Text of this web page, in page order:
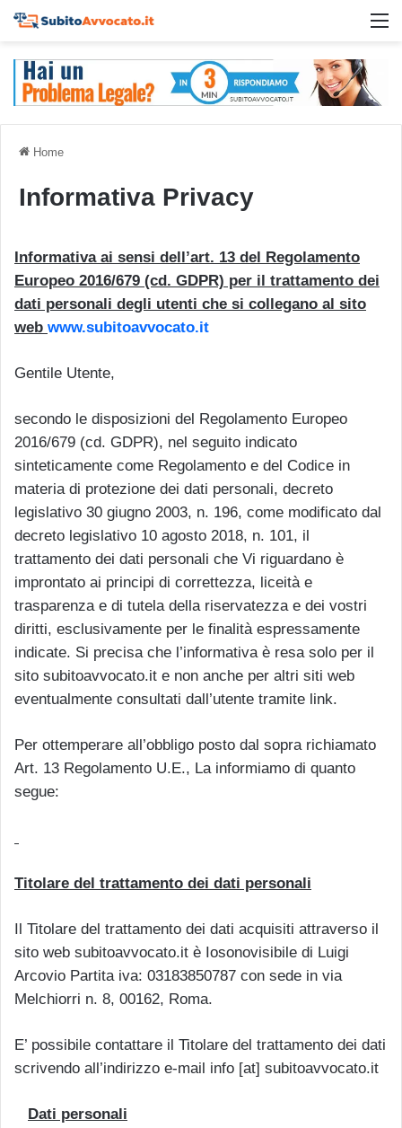
Home
Informativa Privacy
Informativa ai sensi dell’art. 13 del Regolamento
Europeo 2016/679 (cd. GDPR) per il trattamento dei
dati personali degli utenti che si collegano al sito
web www.subitoavvocato.it
Gentile Utente,
secondo le disposizioni del Regolamento Europeo
2016/679 (cd. GDPR), nel seguito indicato
sinteticamente come Regolamento e del Codice in
materia di protezione dei dati personali, decreto
legislativo 30 giugno 2003, n. 196, come modificato dal
decreto legislativo 10 agosto 2018, n. 101, il
trattamento dei dati personali che Vi riguardano è
improntato ai principi di correttezza, liceità e
trasparenza e di tutela della riservatezza e dei vostri
diritti, esclusivamente per le finalità espressamente
indicate. Si precisa che l’informativa è resa solo per il
sito subitoavvocato.it e non anche per altri siti web
eventualmente consultati dall’utente tramite link.
Per ottemperare all’obbligo posto dal sopra richiamato
Art. 13 Regolamento U.E., La informiamo di quanto
segue:
Titolare del trattamento dei dati personali
Il Titolare del trattamento dei dati acquisiti attraverso il
sito web subitoavvocato.it è Iosonovisibile di Luigi
Arcovio Partita iva: 03183850787 con sede in via
Melchiorri n. 8, 00162, Roma.
E’ possibile contattare il Titolare del trattamento dei dati
scrivendo all’indirizzo e-mail info [at] subitoavvocato.it
Dati personali